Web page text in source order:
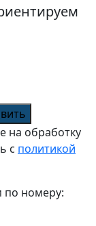
на обработку
c политикой
по номеру: